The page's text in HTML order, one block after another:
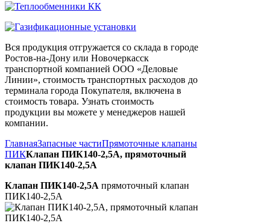
Вся продукция отгружается со склада в городе
Ростов-на-Дону или Новочеркасск
транспортной компанией ООО «Деловые
Линии», стоимость транспортных расходов до
терминала города Покупателя, включена в
стоимость товара. Узнать стоимость
продукции вы можете у менеджеров нашей
компании.
ГлавнаяЗапасные частиПрямоточные клапаны
ПИККлапан ПИК140-2,5А, прямоточный
клапан ПИК140-2,5А
Клапан ПИК140-2,5А прямоточный клапан
ПИК140-2,5А